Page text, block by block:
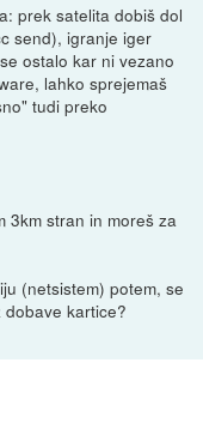
prek satelita dobiš dol
send), igranje iger
ostalo kar ni vezano
lahko sprejemaš
tudi preko
3km stran in moreš za
(netsistem) potem, se
kartice?